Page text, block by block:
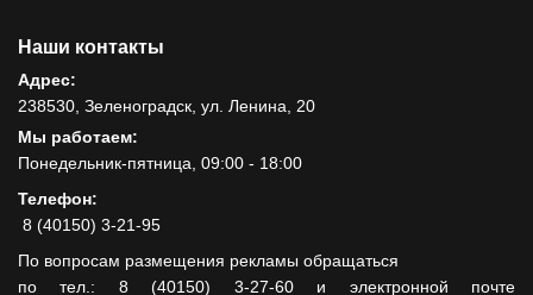
Наши контакты
Адрес:
238530, Зеленоградск, ул. Ленина, 20
Мы работаем:
Понедельник-пятница, 09:00 - 18:00
Телефон:
8 (40150) 3-21-95
По вопросам размещения рекламы обращаться
по тел.: 8 (40150) 3-27-60 и электронной почте